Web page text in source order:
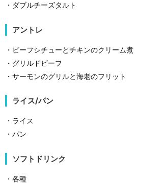
・ダブルチーズタルト
アントレ
・ビーフシチューとチキンのクリーム煮
・グリルドビーフ
・サーモンのグリルと海老のフリット
ライス/パン
・ライス
・パン
ソフトドリンク
・各種